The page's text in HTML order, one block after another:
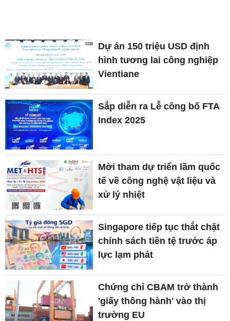
Dự án 150 triệu USD định
hình tương lai công nghiệp
Vientiane
Sắp diễn ra Lễ công bố FTA
Index 2025
Mời tham dự triển lãm quốc
tế về công nghệ vật liệu và
xử lý nhiệt
Singapore tiếp tục thắt chặt
chính sách tiền tệ trước áp
lực lạm phát
Chứng chỉ CBAM trở thành
'giấy thông hành' vào thị
trường EU